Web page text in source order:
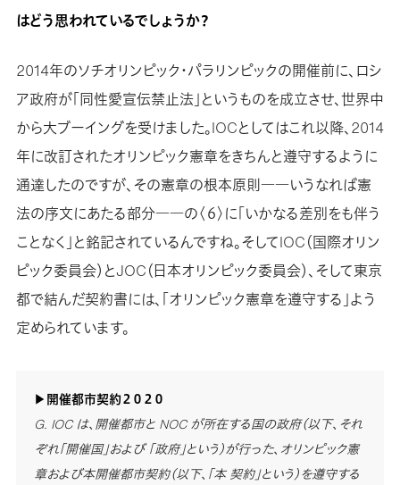
はどう思われているでしょうか？
2014年のソチオリンピック・パラリンピックの開催前に、ロシ
ア政府が「同性愛宣伝禁止法」というものを成立させ、世界中
から大ブーイングを受けました。IOCとしてはこれ以降、2014
年に改訂されたオリンピック憲章をきちんと遵守するように
通達したのですが、その憲章の根本原則――いうなれば憲
法の序文にあたる部分――の〈６〉に「いかなる差別をも伴う
ことなく」と銘記されているんですね。そしてIOC（国際オリン
ピック委員会）とJOC（日本オリンピック委員会）、そして東京
都で結んだ契約書には、「オリンピック憲章を遵守する」よう
定められています。
▶開催都市契約２０２０
G. IOC は、開催都市と NOC が所在する国の政府（以下、それ
ぞれ「開催国」および 「政府」という）が行った、オリンピック憲
章および本開催都市契約（以下、「本 契約」という）を遵守する